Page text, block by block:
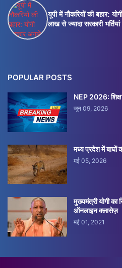
यूपी में नौकरियों की बहार:
लाख से ज्यादा सरकारी भर्तियां
POPULAR POSTS
NEP 2026:
जून 09, 2026
मध्य प्रदेश में बाघों
मई 05, 2026
मुख्यमंत्री योगी का
ऑनलाइन क्लासेज़
मई 01, 2021